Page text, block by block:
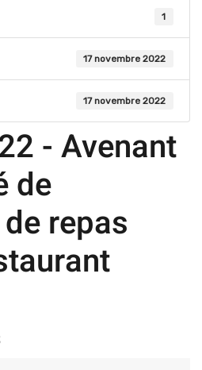
1
17 novembre 2022
17 novembre 2022
- Avenant
de
repas